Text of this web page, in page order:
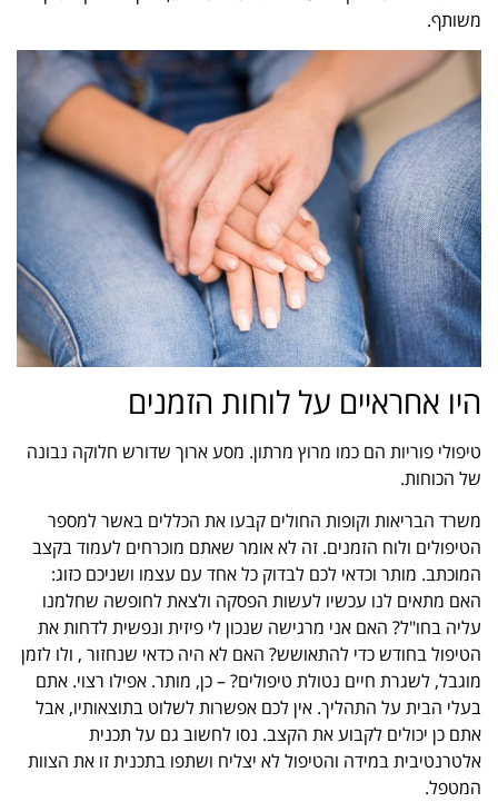
משותף.
היו אחראיים על לוחות הזמנים
טיפולי פוריות הם כמו מרוץ מרתון. מסע ארוך שדורש חלוקה נבונה
של הכוחות.
משרד הבריאות וקופות החולים קבעו את הכללים באשר למספר
הטיפולים ולוח הזמנים. זה לא אומר שאתם מוכרחים לעמוד בקצב
המוכתב. מותר וכדאי לכם לבדוק כל אחד עם עצמו ושניכם כזוג:
האם מתאים לנו עכשיו לעשות הפסקה ולצאת לחופשה שחלמנו
עליה בחו"ל? האם אני מרגישה שנכון לי פיזית ונפשית לדחות את
הטיפול בחודש כדי להתאושש? האם לא היה כדאי שנחזור , ולו לזמן
מוגבל, לשגרת חיים נטולת טיפולים? – כן, מותר. אפילו רצוי. אתם
בעלי הבית על התהליך. אין לכם אפשרות לשלוט בתוצאותיו, אבל
אתם כן יכולים לקבוע את הקצב. נסו לחשוב גם על תכנית
אלטרנטיבית במידה והטיפול לא יצליח ושתפו בתכנית זו את הצוות
המטפל.